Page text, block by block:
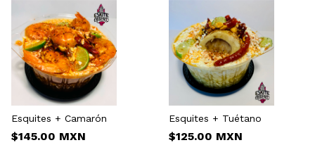
Esquites + Camarón
$145.00 MXN
Esquites + Tuétano
$125.00 MXN